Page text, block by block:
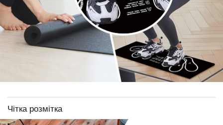
Чітка розмітка